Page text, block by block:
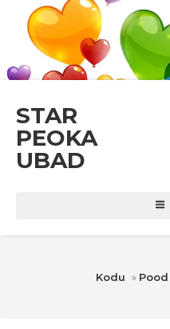
STAR
PEOKA
UBAD
Kodu » Pood